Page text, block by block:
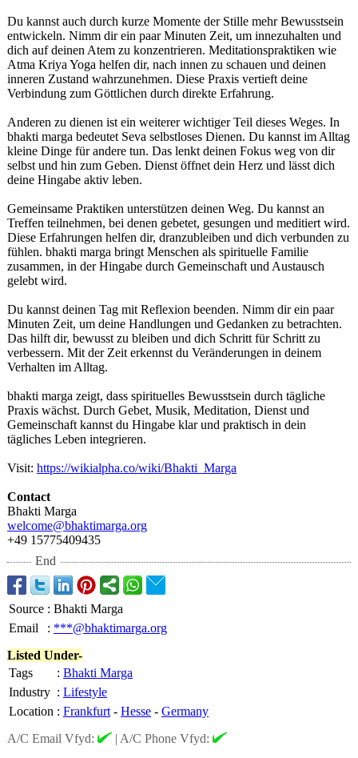
Du kannst auch durch kurze Momente der Stille mehr Bewusstsein
entwickeln. Nimm dir ein paar Minuten Zeit, um innezuhalten und
dich auf deinen Atem zu konzentrieren. Meditationspraktiken wie
Atma Kriya Yoga helfen dir, nach innen zu schauen und deinen
inneren Zustand wahrzunehmen. Diese Praxis vertieft deine
Verbindung zum Göttlichen durch direkte Erfahrung.
Anderen zu dienen ist ein weiterer wichtiger Teil dieses Weges. In
bhakti marga bedeutet Seva selbstloses Dienen. Du kannst im Alltag
kleine Dinge für andere tun. Das lenkt deinen Fokus weg von dir
selbst und hin zum Geben. Dienst öffnet dein Herz und lässt dich
deine Hingabe aktiv leben.
Gemeinsame Praktiken unterstützen deinen Weg. Du kannst an
Treffen teilnehmen, bei denen gebetet, gesungen und meditiert wird.
Diese Erfahrungen helfen dir, dranzubleiben und dich verbunden zu
fühlen. bhakti marga bringt Menschen als spirituelle Familie
zusammen, in der Hingabe durch Gemeinschaft und Austausch
gelebt wird.
Du kannst deinen Tag mit Reflexion beenden. Nimm dir ein paar
Minuten Zeit, um deine Handlungen und Gedanken zu betrachten.
Das hilft dir, bewusst zu bleiben und dich Schritt für Schritt zu
verbessern. Mit der Zeit erkennst du Veränderungen in deinem
Verhalten im Alltag.
bhakti marga zeigt, dass spirituelles Bewusstsein durch tägliche
Praxis wächst. Durch Gebet, Musik, Meditation, Dienst und
Gemeinschaft kannst du Hingabe klar und praktisch in dein
tägliches Leben integrieren.
Visit: https://wikialpha.co/wiki/Bhakti_ Marga
Contact
Bhakti Marga
welcome@bhaktimarga.org
+49 15775409435
End
Source : Bhakti Marga
Email
: ***@bhaktimarga.org
Listed Under-
Tags
: Bhakti Marga
Industry : Lifestyle
Location : Frankfurt - Hesse - Germany
A/C Email Vfyd:
| A/C Phone Vfyd: